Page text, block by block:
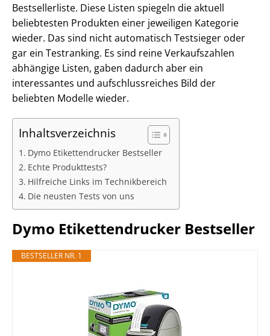
Bestsellerliste. Diese Listen spiegeln die aktuell
beliebtesten Produkten einer jeweiligen Kategorie
wieder. Das sind nicht automatisch Testsieger oder
gar ein Testranking. Es sind reine Verkaufszahlen
abhängige Listen, gaben dadurch aber ein
interessantes und aufschlussreiches Bild der
beliebten Modelle wieder.
Inhaltsverzeichnis
Dymo Etikettendrucker Bestseller
Echte Produkttests?
Hilfreiche Links im Technikbereich
Die neusten Tests von uns
Dymo Etikettendrucker Bestseller
BESTSELLER NR. 1